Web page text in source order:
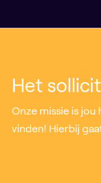
Het
Onze missie is
vinden! Hierbij